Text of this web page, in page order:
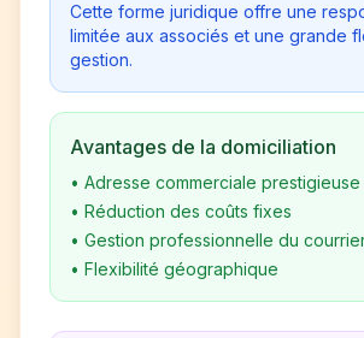
Cette forme juridique offre une
limitée aux associés et une grande
gestion.
Avantages de la domiciliation
• Adresse commerciale prestigieuse
• Réduction des coûts fixes
• Gestion professionnelle du
• Flexibilité géographique